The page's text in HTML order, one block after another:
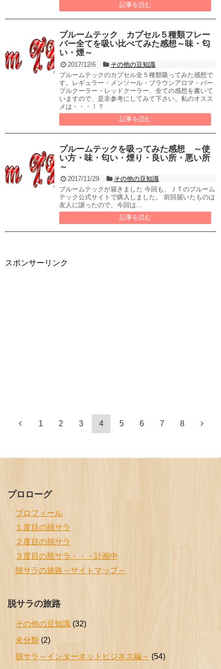
記事を読む
プルームテック カプセル５種類フレー
バー全てを吸い比べてみた感想～味・匂
い・煙～
2017/12/6
その他の豆知識
プルームテックのカプセル全５種類吸ってみた感想で
す。レギュラー・メンソール・ブラウンアロマ・パー
プルクーラー・レッドクーラー、全ての感想を書いて
いますので、是非参考にしてみて下さい。私のオスス
メは・・・！？
記事を読む
プルームテックを吸ってみた感想 ～使
い方・味・匂い・煙り・良い所・悪い所
～
2017/11/29
その他の豆知識
プルームテックが届きました 今回も、ＪＴのプルーム
テック公式サイトで購入しました。 前回届いたものは
友人に譲ったので、今回は...
記事を読む
スポンサーリンク
1 2 3 4 5 6 7 8
プロローグ
プロフィール
１度目の脱サラ
２度目の脱サラ
３度目の脱サラ・・・計画中
脱サラの旅路～サイトマップ～
脱サラの旅路
その他の豆知識 (32)
未分類 (2)
脱サラ～インターネットビジネス編～ (54)